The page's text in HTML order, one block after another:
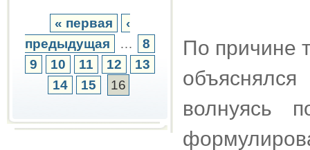
« первая
‹
предыдущая
…
8
9
10 11 12
13
14
15 16
По причине
волнуясь